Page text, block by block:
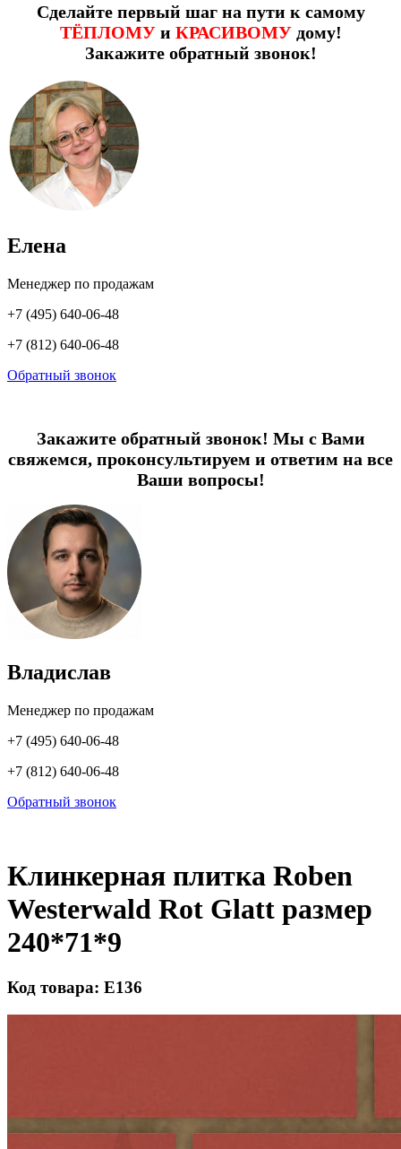
Сделайте первый шаг на пути к самому
ТЁПЛОМУи КРАСИВОМУдому!
Закажите обратный звонок!
Елена
Менеджер по продажам
+7 (495) 640-06-48
+7 (812) 640-06-48
Обратный звонок
Закажите обратный звонок! Мы с Вами
свяжемся, проконсультируем и ответим на все
Ваши вопросы!
Владислав
Менеджер по продажам
+7 (495) 640-06-48
+7 (812) 640-06-48
Обратный звонок
Клинкерная плитка Roben
Westerwald Rot Glatt размер
240*71*9
Код товара: Е136